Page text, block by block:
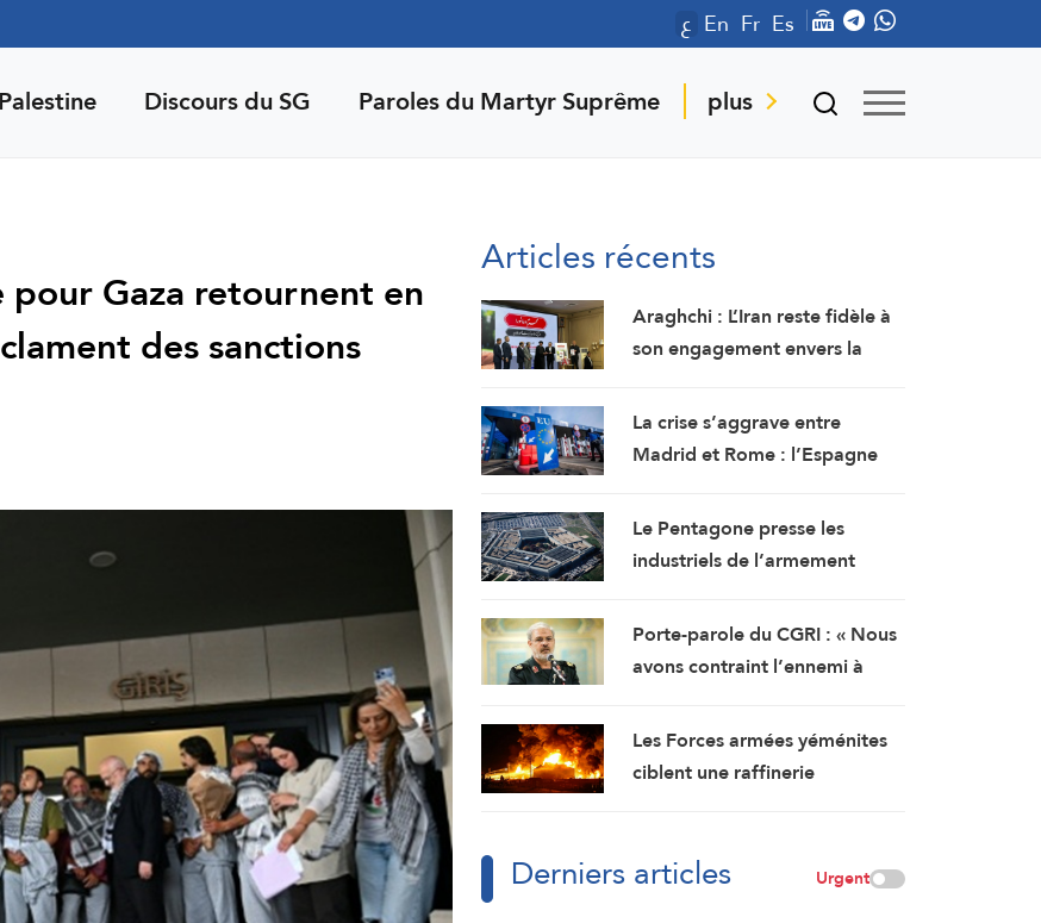
ع En Fr Es
Palestine Discours du SG Paroles du Martyr Suprême plus
Gaza retournent en
des sanctions
Articles récents
Araghchi : L’Iran reste fidèle à
son engagement envers la
combat malgré toutes les
pressions
La crise s’aggrave entre
Madrid et Rome : l’Espagne
frontaliers pour les voyageurs
en provenance d’Italie
Le Pentagone presse les
industriels de l’armement
munitions
Porte-parole du CGRI : « Nous
avons contraint l’ennemi à
Ormuz est une bataille
géographique »
Les Forces armées yéménites
ciblent une raffinerie
Derniers articles Urgent